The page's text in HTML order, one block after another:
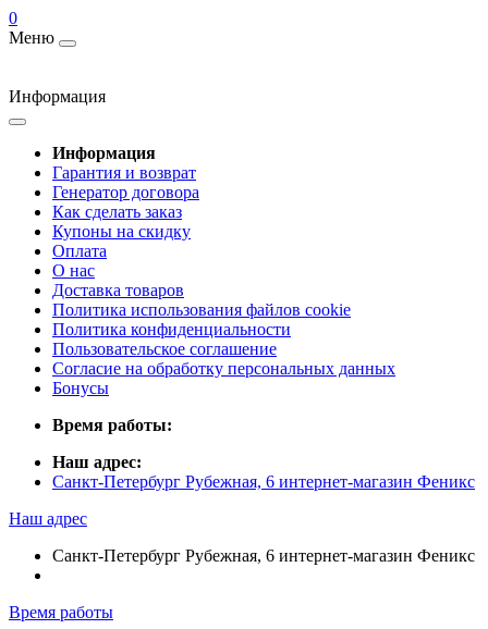
0
Меню
Информация
Информация
Гарантия и возврат
Генератор договора
Как сделать заказ
Купоны на скидку
Оплата
О нас
Доставка товаров
Политика использования файлов cookie
Политика конфиденциальности
Пользовательское соглашение
Согласие на обработку персональных данных
Бонусы
Время работы:
Наш адрес:
Санкт-Петербург Рубежная, 6 интернет-магазин Феникс
Наш адрес
Санкт-Петербург Рубежная, 6 интернет-магазин Феникс
Время работы